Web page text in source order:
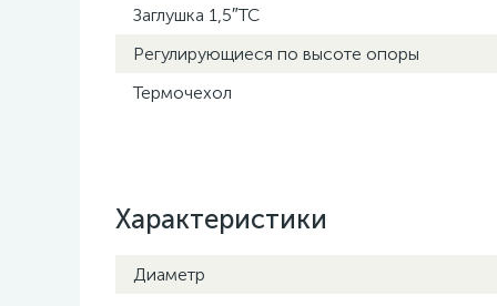
Заглушка 1,5″TC
Регулирующиеся по высоте опоры
Термочехол
Характеристики
Диаметр